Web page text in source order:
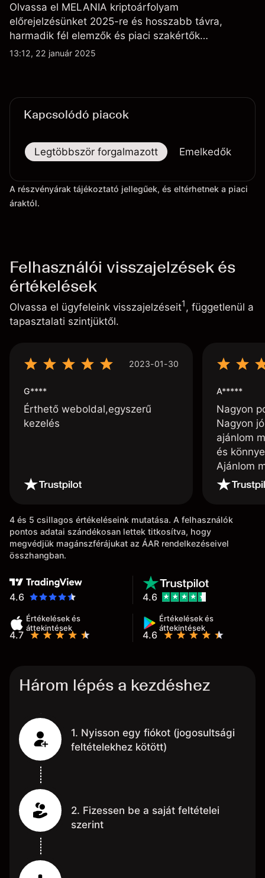
Olvassa el MELANIA kriptoárfolyam
előrejelzésünket 2025-re és hosszabb távra,
harmadik fél elemzők és piaci szakértők
véleményeivel kiegészítve.
13:12, 22 január 2025
Kapcsolódó piacok
Legtöbbször forgalmazott Emelkedők
A részvényárak tájékoztató jellegűek, és eltérhetnek a piaci
áraktól.
Felhasználói visszajelzések és
értékelések
Olvassa el ügyfeleink visszajelzéseit1, függetlenül a
tapasztalati szintjüktől.
2023-01-30
G****
Érthető weboldal,egyszerű
kezelés
A*****
Nagyon
Nagyon
ajánlom
és
Ajánlom
4 és 5 csillagos értékeléseink mutatása. A felhasználók
pontos adatai szándékosan lettek titkosítva, hogy
megvédjük magánszférájukat az ÁAR rendelkezéseivel
összhangban.
4.6
Értékelések és
áttekintések
4.7
Értékelések és
áttekintések
4.6
4.6
Három lépés a kezdéshez
1. Nyisson egy fiókot (jogosultsági
feltételekhez kötött)
2. Fizessen be a saját feltételei
szerint